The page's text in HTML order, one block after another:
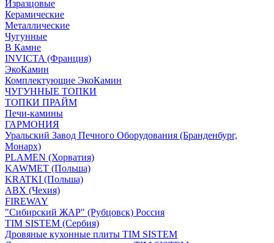
Изразцовые
Керамические
Металлические
Чугунные
В Камне
INVICTA (Франция)
ЭкоКамин
Комплектующие ЭкоКамин
ЧУГУННЫЕ ТОПКИ
ТОПКИ ПРАЙМ
Печи-камины
ГАРМОНИЯ
Уральский Завод Печного Оборудования (Бранденбург,
Монарх)
PLAMEN (Хорватия)
KAWMET (Польша)
KRATKI (Польша)
ABX (Чехия)
FIREWAY
"Сибирский ЖАР" (Рубцовск) Россия
TIM SISTEM (Сербия)
Дровяные кухонные плиты TIM SISTEM